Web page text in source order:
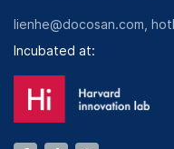
lienhe@docosan.com,
Incubated at: